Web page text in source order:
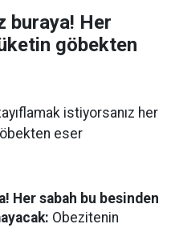
buraya! Her
göbekten
istiyorsanız her
eser
Her sabah bu besinden
Obezitenin